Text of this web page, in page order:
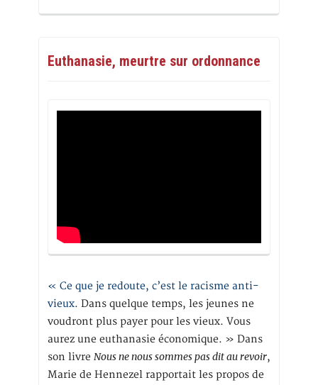
Euthanasie, meurtre sur ordonnance
« Ce que je redoute, c’est le racisme anti-
vieux. Dans quelque temps, les jeunes ne
voudront plus payer pour les vieux. Vous
aurez une euthanasie économique. » Dans
son livre Nous ne nous sommes pas dit au revoir,
Marie de Hennezel rapportait les propos de